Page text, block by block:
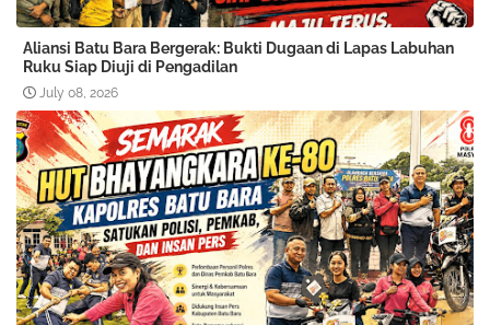
Aliansi Batu Bara Bergerak: Bukti Dugaan di Lapas Labuhan
Ruku Siap Diuji di Pengadilan
July 08, 2026